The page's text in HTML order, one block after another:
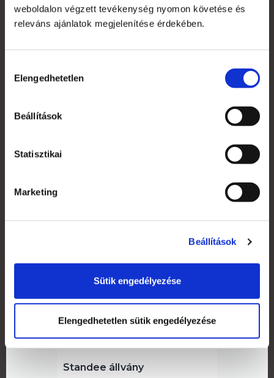
weboldalon végzett tevékenység nyomon követése és
releváns ajánlatok megjelenítése érdekében.
kiválasztása
Elengedhetetlen
Beállítások
Statisztikai
Marketing
Beállítások
Sütik engedélyezése
Elengedhetetlen sütik engedélyezése
Windtalker megállító tábla
Standee állvány